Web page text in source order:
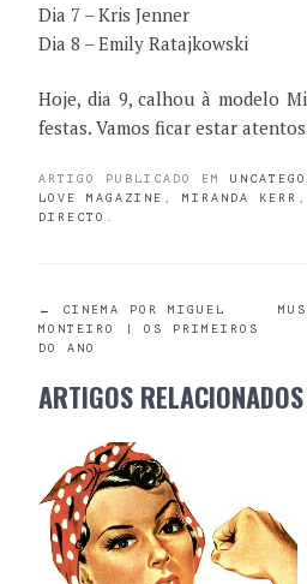
Dia 7 – Kris Jenner
Dia 8 – Emily Ratajkowski
Hoje, dia 9, calhou à modelo
festas. Vamos ficar estar
ARTIGO PUBLICADO EM
LOVE MAGAZINE
MIRANDA KERR
DIRECTO
POST
NAVIGATION
←
CINEMA POR MIGUEL
MONTEIRO | OS PRIMEIROS
DO ANO
ARTIGOS RELACIONADOS